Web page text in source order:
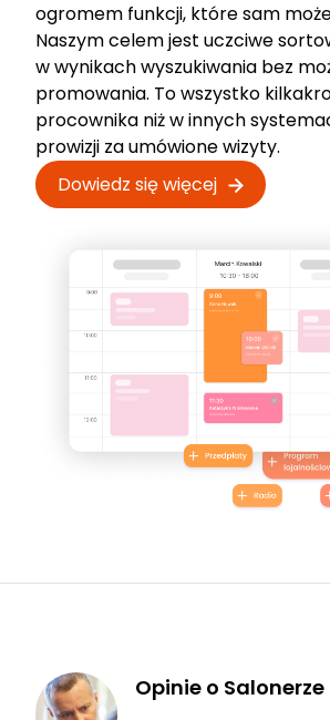
ogromem funkcji, które sam
Naszym celem jest uczciwe
w wynikach wyszukiwania bez
promowania. To wszystko
procownika niż w innych
prowizji za umówione wizyty.
Dowiedz się więcej
Opinie o Salonerze